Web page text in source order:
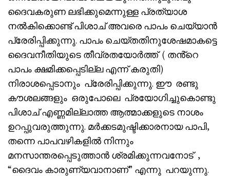
ദൈവകരുണ ലഭിക്കുമെന്നുള്ള പ്രത്യാശ
നൽകിക്കൊണ്ട് പിശാച് അവരെ പാപം ചെയ്യാൻ
പ്രേരിപ്പിക്കുന്നു. പാപം ചെയ്തതിനുശേഷമാകട്ടെ
ദൈവനീതിയുടെ തീവ്രതയോർത്ത് ( തൻ്റെ
പാപം ക്ഷമിക്കപ്പെടില്ല എന്ന് കരുതി)
നിരാശപ്പെടാനും പ്രേരിപ്പിക്കുന്നു. ഈ രണ്ടു
കൗശലങ്ങളും ഒരുപോലെ പ്രയോഗിച്ചുകൊണ്ടു
പിശാച് എണ്ണമില്ലാത്ത ആത്മാക്കളുടെ നാശം
ഉറപ്പുവരുത്തുന്നു. മർക്കടമുഷ്ടിക്കാരനായ പാപി,
തന്നെ പാപവഴികളിൽ നിന്നും
മനസാന്തരപ്പെടുത്താൻ ശ്രമിക്കുന്നവനോട് ,
“ദൈവം കാരുണ്യവാനാണ്” എന്നു പറയുന്നു.